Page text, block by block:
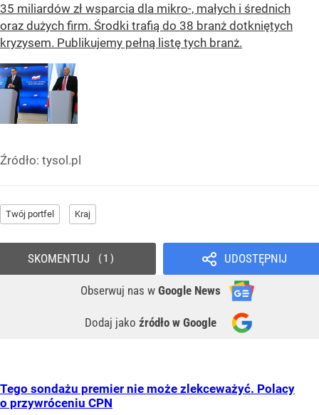
35 miliardów zł wsparcia dla mikro-, małych i średnich
oraz dużych firm. Środki trafią do 38 branż dotkniętych
kryzysem. Publikujemy pełną listę tych branż.
Źródło: tysol.pl
Twój portfel Kraj
UDOSTĘPNIJ
Obserwuj nas w Google News
Dodaj jako źródło w Google
SKOMENTUJ 1
Tego sondażu premier nie może zlekceważyć. Polacy
o przywróceniu CPN